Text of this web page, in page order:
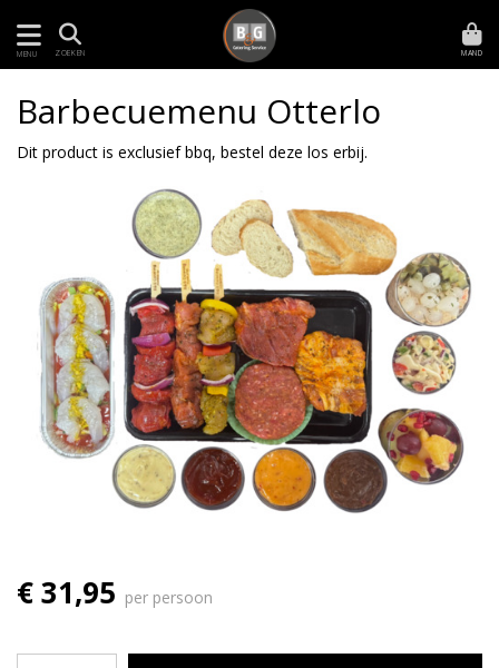
MENU ZOEKEN MAND
Barbecuemenu Otterlo
Dit product is exclusief bbq, bestel deze los erbij.
€ 31,95 per persoon